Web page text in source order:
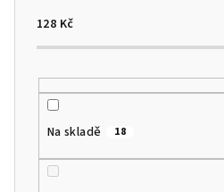
128 Kč
Na skladě 18